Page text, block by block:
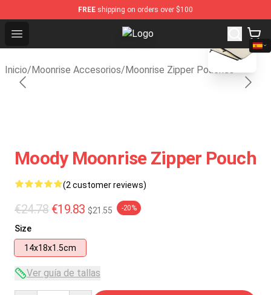
FREE shipping on orders over $100
Open menu Moonrise Store - Official Moonrise
Inicio/Moonrise Accesorios/Moonrise Zipper Pouches
Moody Moonrise Zipper Pouch
(2 customer reviews)
€24.78 €19.83 $21.55 -20%
Size
14x18x1.5cm
Ver guía de tallas